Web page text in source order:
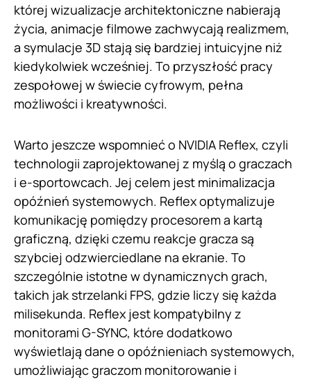
której wizualizacje architektoniczne nabierają
życia, animacje filmowe zachwycają realizmem,
a symulacje 3D stają się bardziej intuicyjne niż
kiedykolwiek wcześniej. To przyszłość pracy
zespołowej w świecie cyfrowym, pełna
możliwości i kreatywności.
Warto jeszcze wspomnieć o NVIDIA Reflex, czyli
technologii zaprojektowanej z myślą o graczach
i e-sportowcach. Jej celem jest minimalizacja
opóźnień systemowych. Reflex optymalizuje
komunikację pomiędzy procesorem a kartą
graficzną, dzięki czemu reakcje gracza są
szybciej odzwierciedlane na ekranie. To
szczególnie istotne w dynamicznych grach,
takich jak strzelanki FPS, gdzie liczy się każda
milisekunda. Reflex jest kompatybilny z
monitorami G-SYNC, które dodatkowo
wyświetlają dane o opóźnieniach systemowych,
umożliwiając graczom monitorowanie i